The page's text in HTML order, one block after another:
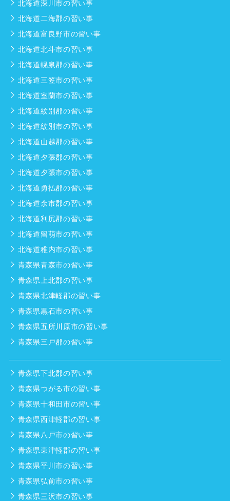
北海道深川市の習い事
北海道二海郡の習い事
北海道富良野市の習い事
北海道北斗市の習い事
北海道幌泉郡の習い事
北海道三笠市の習い事
北海道室蘭市の習い事
北海道紋別郡の習い事
北海道紋別市の習い事
北海道山越郡の習い事
北海道夕張郡の習い事
北海道夕張市の習い事
北海道勇払郡の習い事
北海道余市郡の習い事
北海道利尻郡の習い事
北海道留萌市の習い事
北海道稚内市の習い事
青森県青森市の習い事
青森県上北郡の習い事
青森県北津軽郡の習い事
青森県黒石市の習い事
青森県五所川原市の習い事
青森県三戸郡の習い事
青森県下北郡の習い事
青森県つがる市の習い事
青森県十和田市の習い事
青森県西津軽郡の習い事
青森県八戸市の習い事
青森県東津軽郡の習い事
青森県平川市の習い事
青森県弘前市の習い事
青森県三沢市の習い事